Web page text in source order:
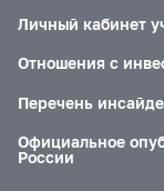
Личный кабинет
Отношения с
Перечень
Официальное
России